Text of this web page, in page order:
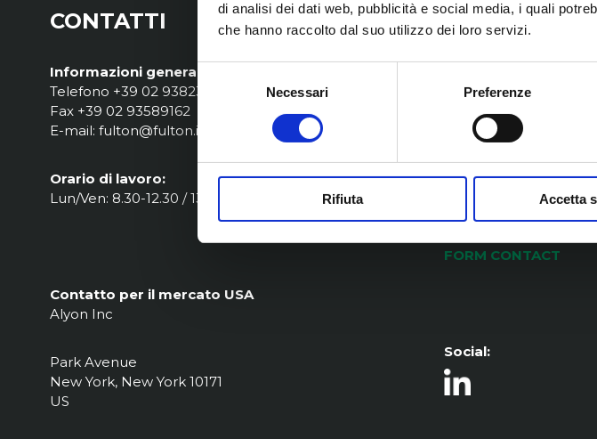
di analisi dei dati web, pubblicità e social media, i quali
che hanno raccolto dal suo utilizzo dei loro servizi.
del
Necessari Preferenze
Rifiuta Accetta
CONTATTI
Informazioni generali:
Telefono +39 02 9382371
Fax +39 02 93589162
E-mail: fulton@fulton.it
Orario di lavoro:
Lun/Ven: 8.30-12.30 / 13.15-17.00
Contatto per il mercato USA
Alyon Inc
Park Avenue
New York, New York 10171
US
FULTON
Via G. Marconi 28/9
20044 Arese (MI)
Italy
FORM CONTACT
Social: